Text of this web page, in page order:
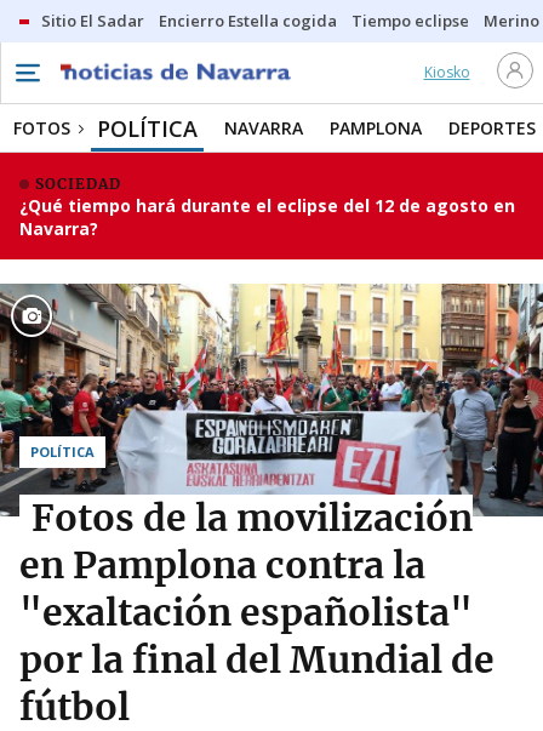
Sitio El Sadar Encierro Estella cogida Tiempo eclipse
Kiosko
FOTOS POLÍTICA NAVARRA PAMPLONA DEPORTES
SOCIEDAD
¿Qué tiempo hará durante el eclipse del 12 de agosto en
Navarra?
POLÍTICA
Fotos de la movilización
en Pamplona contra la
"exaltación españolista"
por la final del Mundial de
fútbol